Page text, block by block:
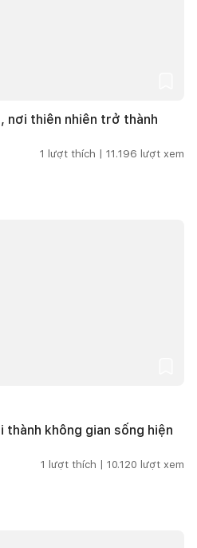
nơi thiên nhiên trở thành
1 lượt thích | 11.196 lượt xem
thành không gian sống hiện
1 lượt thích | 10.120 lượt xem